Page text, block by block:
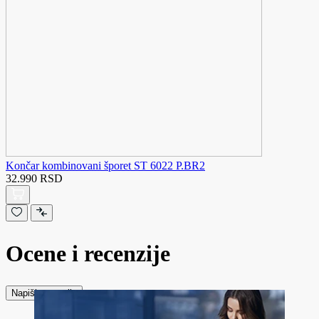
Končar kombinovani šporet ST 6022 P.BR2
32.990 RSD
Ocene i recenzije
Napiši recenziju